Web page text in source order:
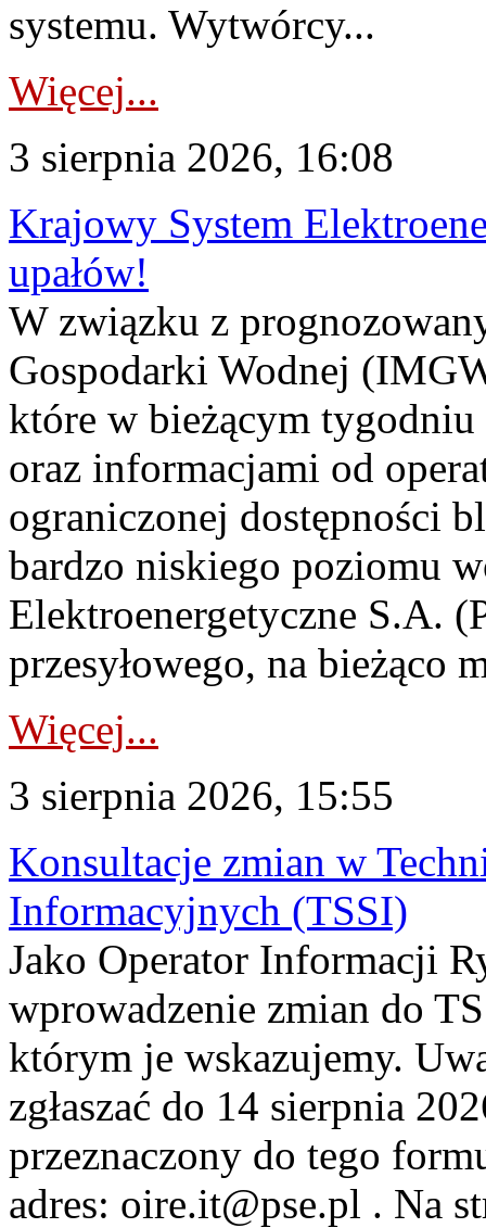
systemu. Wytwórcy...
Więcej...
3 sierpnia 2026, 16:08
Krajowy System
upałów!
W związku z
Gospodarki Wodnej
które w bieżącym tygodniu
oraz informacjami od
ograniczonej dostępności
bardzo niskiego poziomu
Elektroenergetyczne S.A.
przesyłowego, na bieżąco
Więcej...
3 sierpnia 2026, 15:55
Konsultacje zmian w
Informacyjnych (TSSI)
Jako Operator Informacji
wprowadzenie zmian do
którym je wskazujemy.
zgłaszać do 14 sierpnia
przeznaczony do tego
adres: oire.it@pse.pl . Na